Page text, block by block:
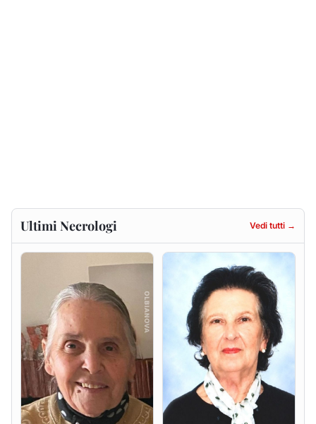
Gesuina Sanna ved. Sanna
Francesca Anna Pirina
ved. Pileri
6 agosto 2026